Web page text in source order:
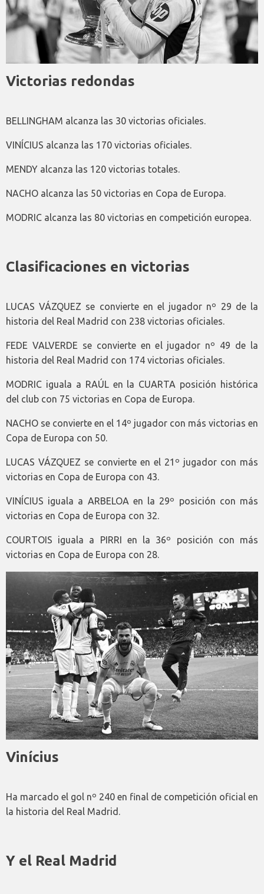
Victorias redondas
BELLINGHAM alcanza las 30 victorias oficiales.
VINÍCIUS alcanza las 170 victorias oficiales.
MENDY alcanza las 120 victorias totales.
NACHO alcanza las 50 victorias en Copa de Europa.
MODRIC alcanza las 80 victorias en competición europea.
Clasificaciones en victorias
LUCAS VÁZQUEZ se convierte en el jugador nº 29 de la
historia del Real Madrid con 238 victorias oficiales.
FEDE VALVERDE se convierte en el jugador nº 49 de la
historia del Real Madrid con 174 victorias oficiales.
MODRIC iguala a RAÚL en la CUARTA posición histórica
del club con 75 victorias en Copa de Europa.
NACHO se convierte en el 14º jugador con más victorias en
Copa de Europa con 50.
LUCAS VÁZQUEZ se convierte en el 21º jugador con más
victorias en Copa de Europa con 43.
VINÍCIUS iguala a ARBELOA en la 29º posición con más
victorias en Copa de Europa con 32.
COURTOIS iguala a PIRRI en la 36º posición con más
victorias en Copa de Europa con 28.
Vinícius
Ha marcado el gol nº 240 en final de competición oficial en
la historia del Real Madrid.
Y el Real Madrid